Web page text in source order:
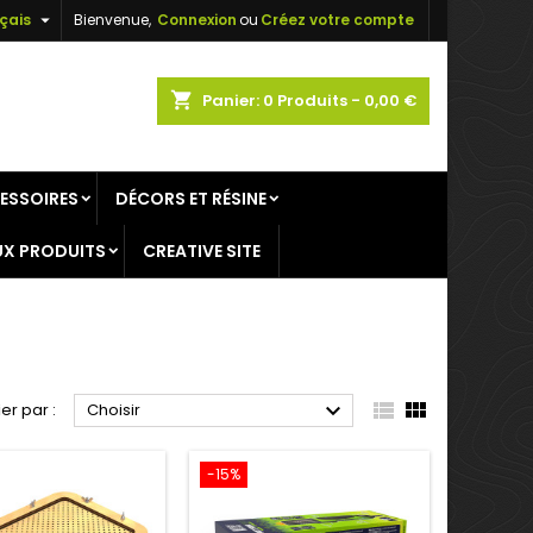
Bienvenue, Connexionou Créez votre compte

shopping_cart Panier: 0 Produits - 0,00 €
DÉCORS ET RÉSINE
PRODUITS CREATIVE SITE
par : Choisir   
-15%